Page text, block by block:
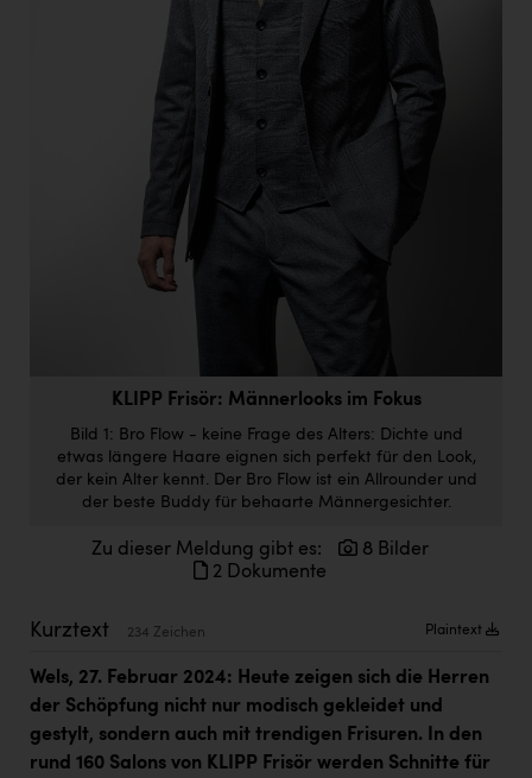
HIG Infomotion Group
IFE Austria GmbH
Jesolo
Jane Goodall Institute Austria
KEBA
KIWI Kinderwunsch Institut Dr. Loimer
KLIPP Frisör
Kleider Bauer
KLIPP Frisör: Männerlooks im Fokus
Bild 1: Bro Flow - keine Frage des Alters: Dichte und
etwas längere Haare eignen sich perfekt für den Look,
der kein Alter kennt. Der Bro Flow ist ein Allrounder und
der beste Buddy für behaarte Männergesichter.
Zu dieser Meldung gibt es:
8 Bilder
2 Dokumente
Kurztext 234 Zeichen Plaintext
Wels, 27. Februar 2024: Heute zeigen sich die Herren
der Schöpfung nicht nur modisch gekleidet und
gestylt, sondern auch mit trendigen Frisuren. In den
rund 160 Salons von KLIPP Frisör werden Schnitte für